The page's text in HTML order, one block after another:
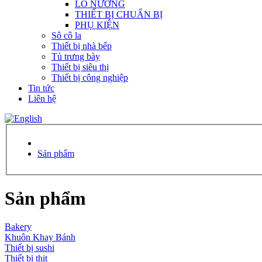
LÒ NƯỚNG
THIẾT BỊ CHUẨN BỊ
PHỤ KIỆN
Sô cô la
Thiết bị nhà bếp
Tủ trưng bày
Thiết bị siêu thị
Thiết bị công nghiệp
Tin tức
Liên hệ
Sản phẩm
Sản phẩm
Bakery
Khuôn Khay Bánh
Thiết bị sushi
Thiết bị thịt